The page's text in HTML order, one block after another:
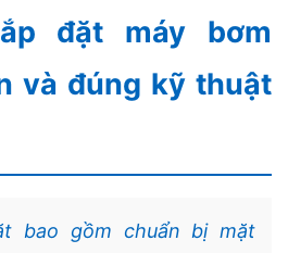
đặt máy bơm
và đúng kỹ thuật
bao gồm chuẩn bị mặt